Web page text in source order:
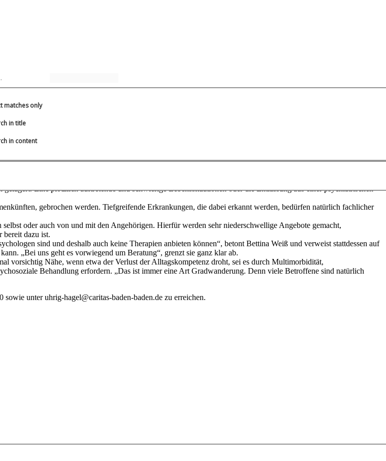
matches only
in title
in content
Ursachen. „Wir begleiten und beraten sie“, berichtet Bettina Weiß von ihrer täglichen Arbeit beim
Caritasverbandes Baden-Baden e.V. in Lichtental, angesiedelt ist.
Menschen, hat verschiedene Ursachen. Manche, so erzählt die Sozialpädagogin Judith Uhrig-Hagel, tun sich
oder Erkrankungen wie beispielsweise Altersdepressionen oder Demenz mit, sind vielleicht auch einfach nur
Eine plötzlich auftretende und schwierige Lebenssituationen oder die Entlassung aus einer psychiatrischen
gebrochen werden. Tiefgreifende Erkrankungen, die dabei erkannt werden, bedürfen natürlich fachlicher
oder auch von und mit den Angehörigen. Hierfür werden sehr niederschwellige Angebote gemacht,
bereit dazu ist.
sind und deshalb auch keine Therapien anbieten können“, betont Bettina Weiß und verweist stattdessen auf
„Bei uns geht es vorwiegend um Beratung“, grenzt sie ganz klar ab.
vorsichtig Nähe, wenn etwa der Verlust der Alltagskompetenz droht, sei es durch Multimorbidität,
Behandlung erfordern. „Das ist immer eine Art Gradwanderung. Denn viele Betroffene sind natürlich
unter uhrig-hagel@caritas-baden-baden.de zu erreichen.